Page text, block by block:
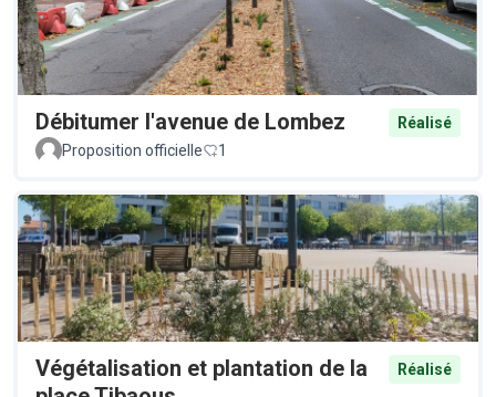
Débitumer l'avenue de Lombez
Réalisé
Proposition officielle
1
Végétalisation et plantation de la
Réalisé